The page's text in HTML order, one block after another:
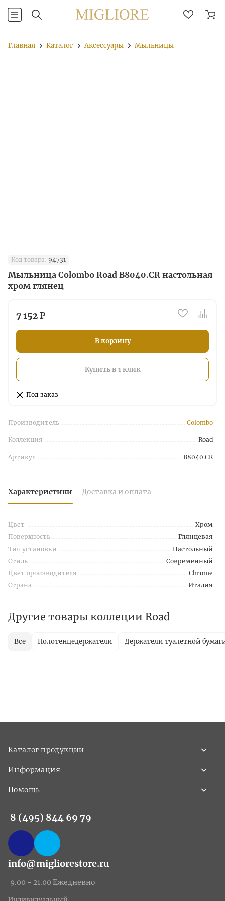
Главная Каталог Аксессуары Мыльницы
Код товара: 94731
Мыльница Colombo Road B8040.CR настольная
хром глянец
7 152 ₽
В корзину
Купить в 1 клик
Под заказ
Производитель Colombo
Коллекция Road
Артикул B8040.CR
Характеристики Доставка и оплата
Цвет
Хром
Поверхность
Глянцевая
Тип установки
Настольный
Стиль
Современный
Цвет производителя
Chrome
Страна
Италия
Другие товары коллеции Road
Все Полотенцедержатели Держатели туалетной
Каталог продукции
Информация
Помощь
8 (495) 844 69 79
info@migliorestore.ru
9.00 - 21.00 Ежедневно